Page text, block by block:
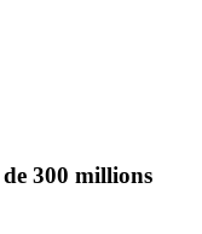
de 300 millions